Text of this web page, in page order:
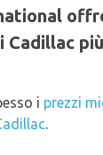
Cadillac più
i prezzi